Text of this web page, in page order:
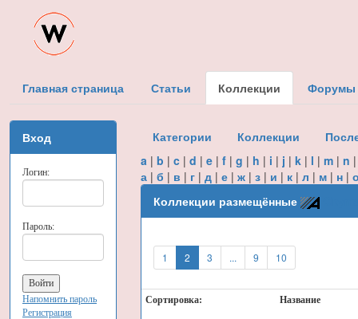
Главная страница Статьи Коллекции Форумы
Вход
Логин:
Пароль:
Напомнить пароль
Регистрация
Категории Коллекции
a |b |c |d |e |f |g | h | i | j |k | l |m |n
а |б | в | г |д |е |ж |з | и | к |л | м | н |
Коллекции размещённые
1 2 3 ... 9 10
Сортировка: Название